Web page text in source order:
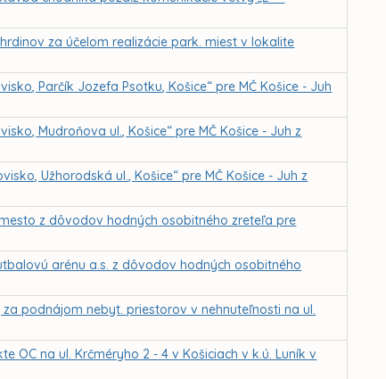
za účelom realizácie park. miest v lokalite
Parčík Jozefa Psotku, Košice“ pre MČ Košice - Juh
Mudroňova ul., Košice“ pre MČ Košice - Juh z
Užhorodská ul., Košice“ pre MČ Košice - Juh z
z dôvodov hodných osobitného zreteľa pre
arénu a.s. z dôvodov hodných osobitného
podnájom nebyt. priestorov v nehnuteľnosti na ul.
OC na ul. Krčméryho 2 - 4 v Košiciach v k.ú. Luník v